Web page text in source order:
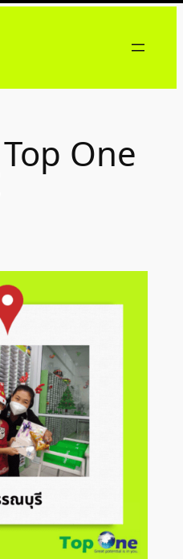
Top One